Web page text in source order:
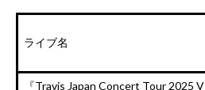
ライブ名
『Travis Japan Concert Tour 2025 V